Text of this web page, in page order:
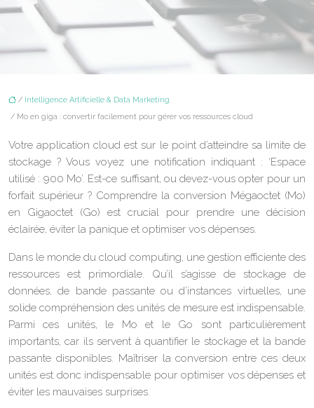
/ Intelligence Artificielle & Data Marketing
/ Mo en giga : convertir facilement pour gérer vos ressources cloud
Votre application cloud est sur le point d’atteindre sa limite de
stockage ? Vous voyez une notification indiquant : ‘Espace
utilisé : 900 Mo’. Est-ce suffisant, ou devez-vous opter pour un
forfait supérieur ? Comprendre la conversion Mégaoctet (Mo)
en Gigaoctet (Go) est crucial pour prendre une décision
éclairée, éviter la panique et optimiser vos dépenses.
Dans le monde du cloud computing, une gestion efficiente des
ressources est primordiale. Qu’il s’agisse de stockage de
données, de bande passante ou d’instances virtuelles, une
solide compréhension des unités de mesure est indispensable.
Parmi ces unités, le Mo et le Go sont particulièrement
importants, car ils servent à quantifier le stockage et la bande
passante disponibles. Maîtriser la conversion entre ces deux
unités est donc indispensable pour optimiser vos dépenses et
éviter les mauvaises surprises.